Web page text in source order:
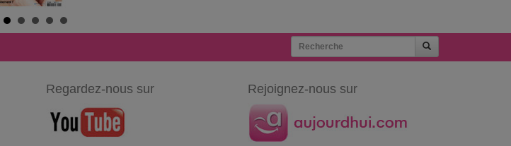
Regardez-nous sur Rejoignez-nous sur